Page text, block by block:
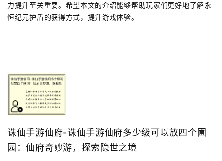
力提升至关重要。希望本文的介绍能够帮助玩家们更好地了解永
恒纪元护盾的获得方式，提升游戏体验。
诛仙手游仙府-诛仙手游仙府多少级可以放四个圃
园：仙府奇妙游，探索隐世之境